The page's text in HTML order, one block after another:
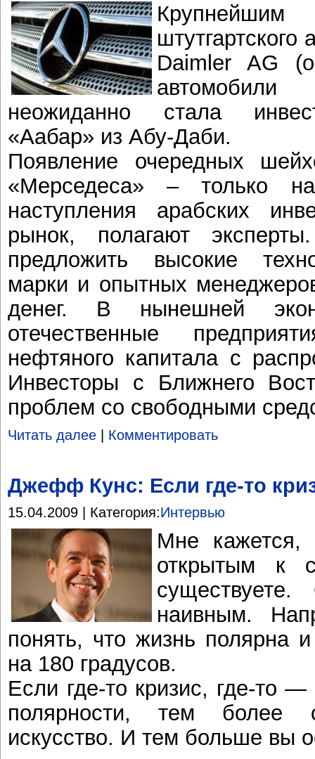
штутгартского
Daimler AG
неожиданно стала
«Аабар» из Абу-Даби.
Появление очередных
«Мерседеса» – только
наступления арабских
рынок, полагают
предложить высокие
марки и опытных
денег. В нынешней
отечественные
нефтяного капитала с
Инвесторы с Ближнего
проблем со свободными
Читать далее | Комментировать
Джефф Кунс: Если где-то
15.04.2009 | Категория:Интервью
Мне кажется,
открытым к
наивным.
понять, что жизнь полярна
на 180 градусов.
Если где-то кризис, где-то
полярности, тем более
искусство. И тем больше вы